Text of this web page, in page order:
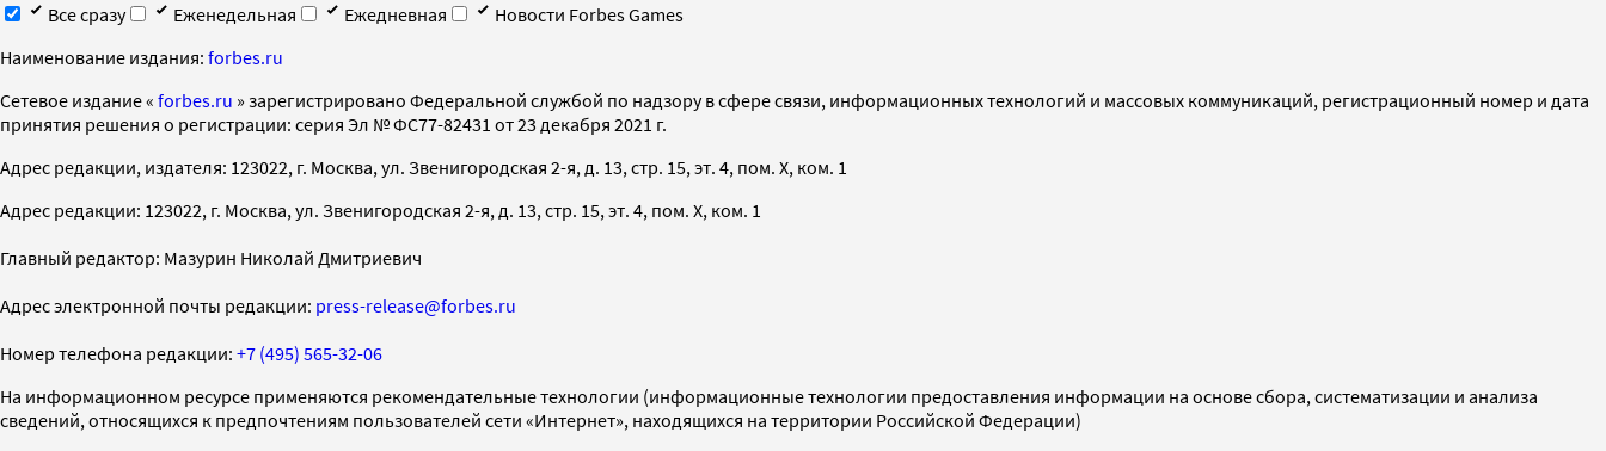
Все сразу
Еженедельная Ежедневная
Новости Forbes Games
Наименование издания: forbes.ru
Cетевое издание « forbes.ru » зарегистрировано Федеральной службой по надзору в сфере связи, информационных технологий и массовых коммуникаций, регистрационный номер и дата
принятия решения о регистрации: серия Эл № ФС77-82431 от 23 декабря 2021 г.
Адрес редакции, издателя: 123022, г. Москва, ул. Звенигородская 2-я, д. 13, стр. 15, эт. 4, пом. X, ком. 1
Адрес редакции: 123022, г. Москва, ул. Звенигородская 2-я, д. 13, стр. 15, эт. 4, пом. X, ком. 1
Главный редактор: Мазурин Николай Дмитриевич
Адрес электронной почты редакции: press-release@forbes.ru
Номер телефона редакции: +7 (495) 565-32-06
На информационном ресурсе применяются рекомендательные технологии (информационные технологии предоставления информации на основе сбора, систематизации и анализа
сведений, относящихся к предпочтениям пользователей сети «Интернет», находящихся на территории Российской Федерации)